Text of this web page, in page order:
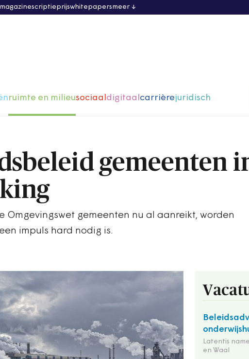
scriptieprijswhitepapersmeer
ruimte en milieusociaaldigitaalcarrièrejuridisch
gemeenten
Omgevingswet gemeenten nu al aanreikt, worden
impuls hard nodig is.
Latentis
en Waal